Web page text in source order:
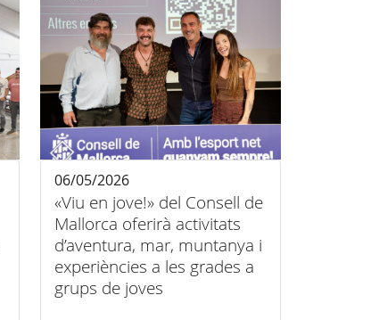
«Viu en jove!» del Consell de
Mallorca oferirà activitats
d’aventura, mar, muntanya i
experiències a les grades a
grups de joves
06/05/2026